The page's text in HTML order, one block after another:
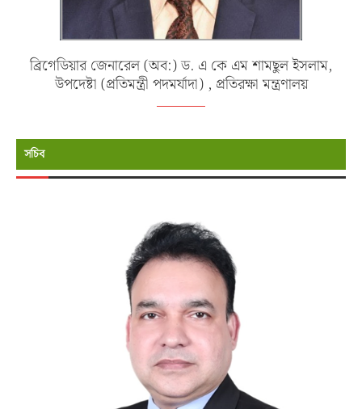
ব্রিগেডিয়ার জেনারেল (অব:) ড. এ কে এম শামছুল ইসলাম,
উপদেষ্টা (প্রতিমন্ত্রী পদমর্যাদা) , প্রতিরক্ষা মন্ত্রণালয়
সচিব